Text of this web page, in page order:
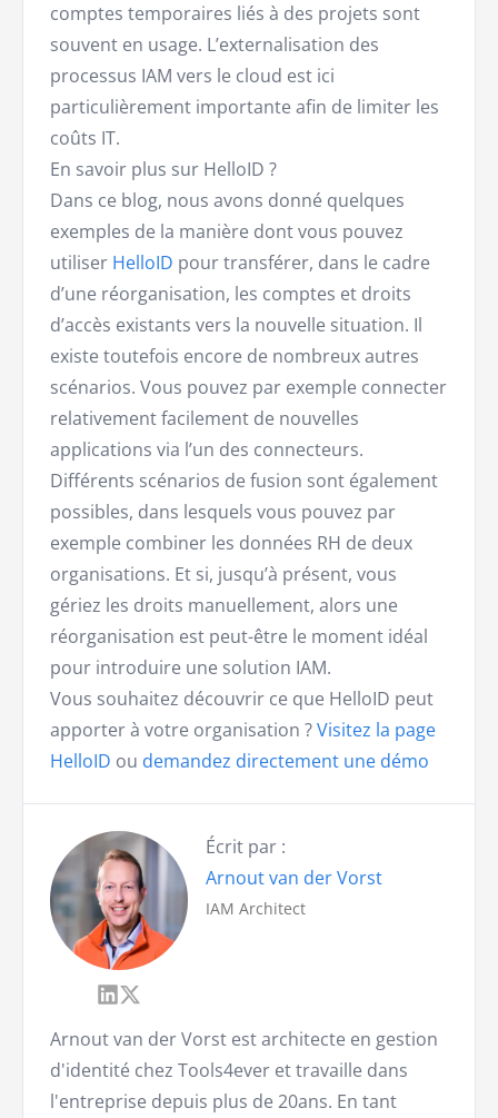
comptes temporaires liés à des projets sont
souvent en usage. L’externalisation des
processus IAM vers le cloud est ici
particulièrement importante afin de limiter les
coûts IT.
En savoir plus sur HelloID ?
Dans ce blog, nous avons donné quelques
exemples de la manière dont vous pouvez
utiliser HelloID pour transférer, dans le cadre
d’une réorganisation, les comptes et droits
d’accès existants vers la nouvelle situation. Il
existe toutefois encore de nombreux autres
scénarios. Vous pouvez par exemple connecter
relativement facilement de nouvelles
applications via l’un des connecteurs.
Différents scénarios de fusion sont également
possibles, dans lesquels vous pouvez par
exemple combiner les données RH de deux
organisations. Et si, jusqu’à présent, vous
gériez les droits manuellement, alors une
réorganisation est peut-être le moment idéal
pour introduire une solution IAM.
Vous souhaitez découvrir ce que HelloID peut
apporter à votre organisation ?Visitez la page
HelloID ou demandez directement une démo
Écrit par :
Arnout van der Vorst
IAM Architect
Arnout van der Vorst est architecte en gestion
d'identité chez Tools4ever et travaille dans
l'entreprise depuis plus de 20ans. En tant